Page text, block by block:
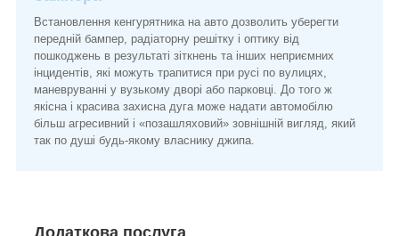
Встановлення кенгурятника на авто дозволить уберегти
передній бампер, радіаторну решітку і оптику від
пошкоджень в результаті зіткнень та інших неприємних
інцидентів, які можуть трапитися при русі по вулицях,
маневруванні у вузькому дворі або парковці. До того ж
якісна і красива захисна дуга може надати автомобілю
більш агресивний і «позашляховий» зовнішній вигляд, який
так по душі будь-якому власнику джипа.
Додаткова послуга